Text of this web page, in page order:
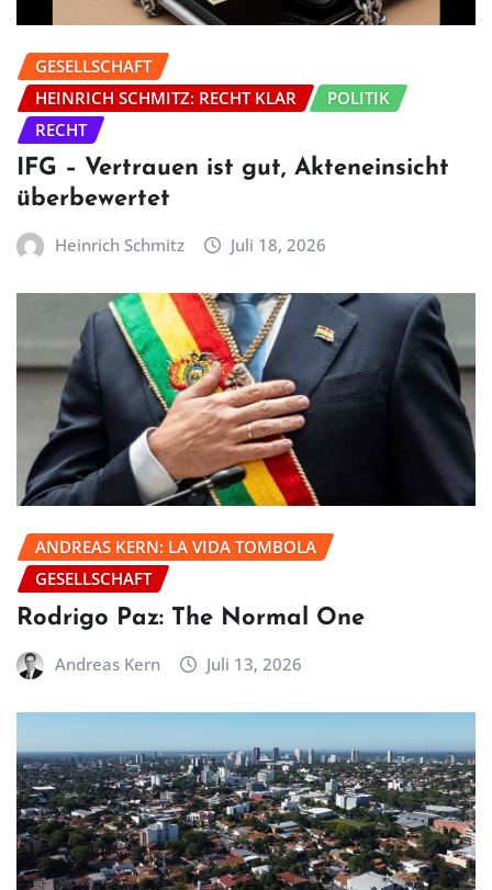
GESELLSCHAFT
HEINRICH SCHMITZ: RECHT KLAR
POLITIK
RECHT
IFG – Vertrauen ist gut, Akteneinsicht
überbewertet
Heinrich Schmitz Juli 18, 2026
ANDREAS KERN: LA VIDA TOMBOLA
GESELLSCHAFT
Rodrigo Paz: The Normal One
Andreas Kern Juli 13, 2026